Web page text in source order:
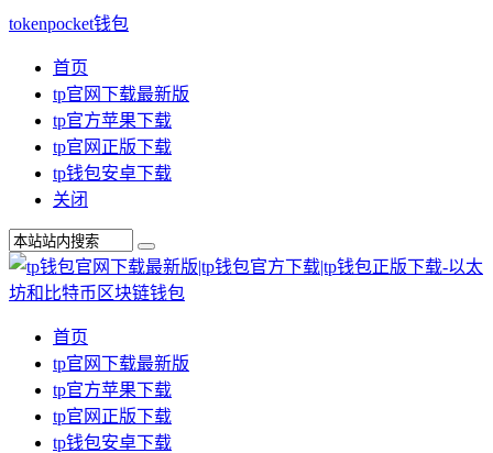
tokenpocket钱包
首页
tp官网下载最新版
tp官方苹果下载
tp官网正版下载
tp钱包安卓下载
关闭
首页
tp官网下载最新版
tp官方苹果下载
tp官网正版下载
tp钱包安卓下载